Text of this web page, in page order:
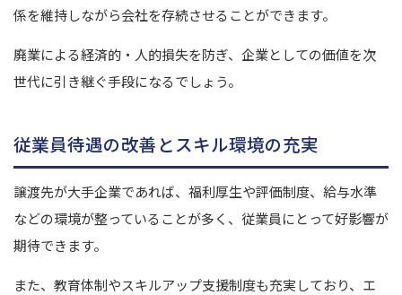
係を維持しながら会社を存続させることができます。
廃業による経済的・人的損失を防ぎ、企業としての価値を次
世代に引き継ぐ手段になるでしょう。
従業員待遇の改善とスキル環境の充実
譲渡先が大手企業であれば、福利厚生や評価制度、給与水準
などの環境が整っていることが多く、従業員にとって好影響が
期待できます。
また、教育体制やスキルアップ支援制度も充実しており、エ